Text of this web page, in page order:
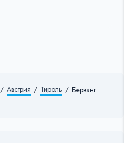
/ Австрия / Тироль / Берванг